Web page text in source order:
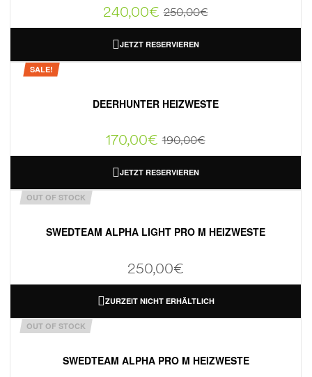
250,00€
240,00€
JETZT RESERVIEREN
SALE!
DEERHUNTER HEIZWESTE
190,00€
170,00€
JETZT RESERVIEREN
OUT OF STOCK
SWEDTEAM ALPHA LIGHT PRO M HEIZWESTE
250,00€
ZURZEIT NICHT ERHÄLTLICH
OUT OF STOCK
SWEDTEAM ALPHA PRO M HEIZWESTE